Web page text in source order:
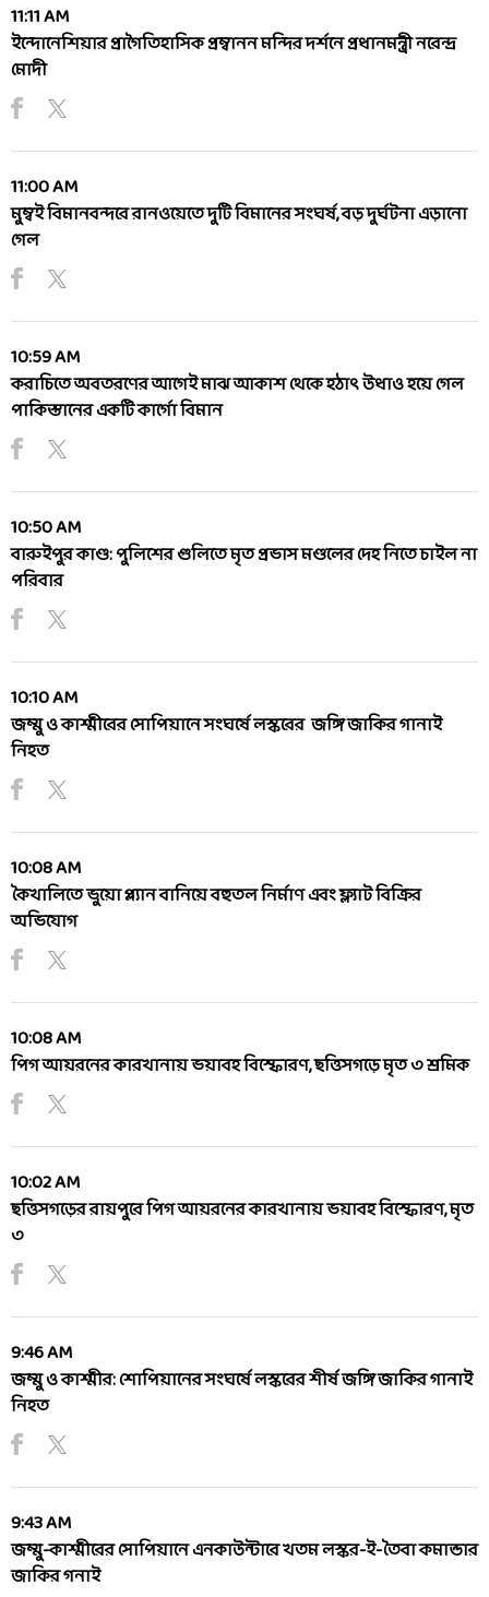
11:11 AM
ইন্দোনেশিয়ার প্রাগৈতিহাসিক প্রম্বানন মন্দির দর্শনে প্রধানমন্ত্রী নরেন্দ্র
মোদী
11:00 AM
মুম্বই বিমানবন্দরে রানওয়েতে দুটি বিমানের সংঘর্ষ, বড় দুর্ঘটনা এড়ানো
গেল
10:59 AM
করাচিতে অবতরণের আগেই মাঝ আকাশ থেকে হঠাৎ উধাও হয়ে গেল
পাকিস্তানের একটি কার্গো বিমান
10:50 AM
বারুইপুর কাণ্ড: পুলিশের গুলিতে মৃত প্রভাস মণ্ডলের দেহ নিতে চাইল না
পরিবার
10:10 AM
জম্মু ও কাশ্মীরের সোপিয়ানে সংঘর্ষে লস্করের জঙ্গি জাকির গানাই
নিহত
10:08 AM
কৈখালিতে ভুয়ো প্ল্যান বানিয়ে বহুতল নির্মাণ এবং ফ্ল্যাট বিক্রির
অভিযোগ
10:08 AM
পিগ আয়রনের কারখানায় ভয়াবহ বিস্ফোরণ, ছত্তিসগড়ে মৃত ৩ শ্রমিক
10:02 AM
ছত্তিসগড়ের রায়পুরে পিগ আয়রনের কারখানায় ভয়াবহ বিস্ফোরণ, মৃত
৩
9:46 AM
জম্মু ও কাশ্মীর: শোপিয়ানের সংঘর্ষে লস্করের শীর্ষ জঙ্গি জাকির গানাই
নিহত
9:43 AM
জম্মু-কাশ্মীরের সোপিয়ানে এনকাউন্টারে খতম লস্কর-ই-তৈবা কমান্ডার
জাকির গনাই